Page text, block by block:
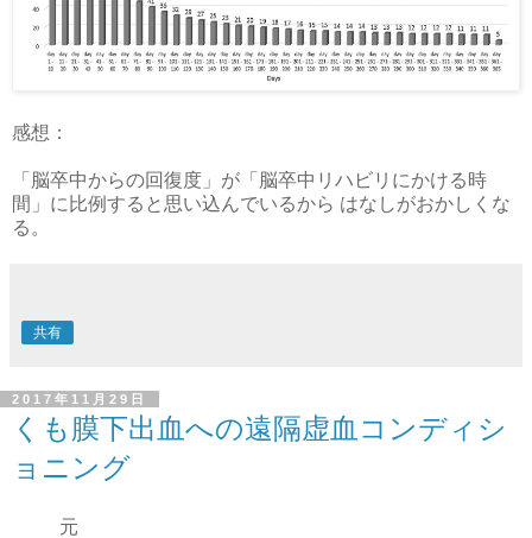
感想：
「脳卒中からの回復度」が「脳卒中リハビリにかける時
間」に比例すると思い込んでいるから はなしがおかしくな
る。
共有
2017年11月29日
くも膜下出血への遠隔虚血コンディシ
ョニング
元